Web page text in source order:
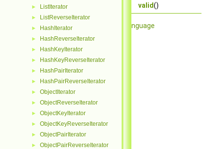
► ListIterator
► ListReverseIterator
► HashIterator
► HashReverseIterator
► HashKeyIterator
► HashKeyReverseIterator
► HashPairIterator
► HashPairReverseIterator
► ObjectIterator
► ObjectReverseIterator
► ObjectKeyIterator
► ObjectKeyReverseIterator
► ObjectPairIterator
► ObjectPairReverseIterator
valid()
Qore Programming Language